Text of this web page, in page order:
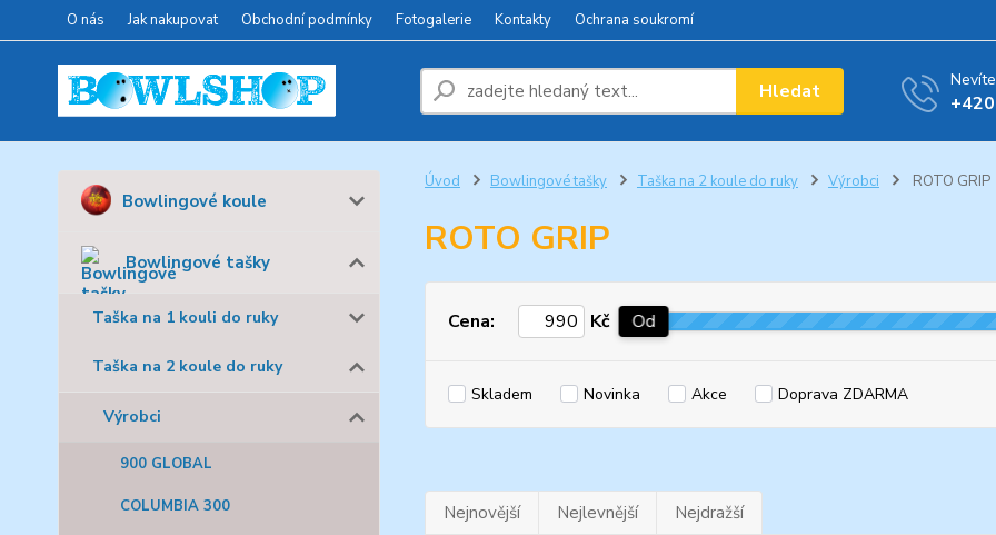
O nás Jak nakupovat Obchodní podmínky Fotogalerie Kontakty Ochrana soukromí
Hledat
Bowlingové koule
Bowlingové tašky
Taška na 1 kouli do ruky
Taška na 2 koule do ruky
Výrobci
900 GLOBAL
COLUMBIA 300
Úvod Bowlingové tašky Taška na 2 koule do ruky Výrobci ROTO GRIP
ROTO GRIP
Cena: Kč Od
Skladem Novinka Akce Doprava ZDARMA
Nejnovější Nejlevnější Nejdražší